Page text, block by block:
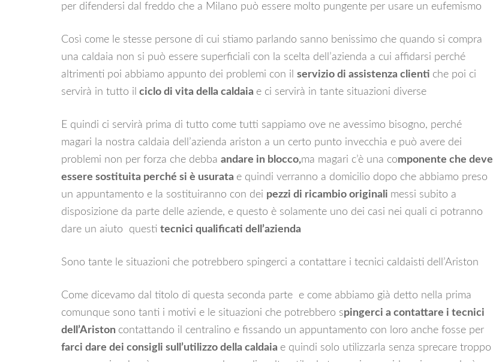
per difendersi dal freddo che a Milano può essere molto pungente per usare un eufemismo
Così come le stesse persone di cui stiamo parlando sanno benissimo che quando si compra
una caldaia non si può essere superficiali con la scelta dell’azienda a cui affidarsi perché
altrimenti poi abbiamo appunto dei problemi con il servizio di assistenza clienti che poi ci
servirà in tutto il ciclo di vita della caldaia e ci servirà in tante situazioni diverse
E quindi ci servirà prima di tutto come tutti sappiamo ove ne avessimo bisogno, perché
magari la nostra caldaia dell’azienda ariston a un certo punto invecchia e può avere dei
problemi non per forza che debba andare in blocco,ma magari c’è una componente che deve
essere sostituita perché si è usurata e quindi verranno a domicilio dopo che abbiamo preso
un appuntamento e la sostituiranno con dei pezzi di ricambio originali messi subito a
disposizione da parte delle aziende, e questo è solamente uno dei casi nei quali ci potranno
dare un aiuto questi tecnici qualificati dell’azienda
Sono tante le situazioni che potrebbero spingerci a contattare i tecnici caldaisti dell’Ariston
Come dicevamo dal titolo di questa seconda parte e come abbiamo già detto nella prima
comunque sono tanti i motivi e le situazioni che potrebbero spingerci a contattare i tecnici
dell’Ariston contattando il centralino e fissando un appuntamento con loro anche fosse per
farci dare dei consigli sull’utilizzo della caldaia e quindi solo utilizzarla senza sprecare troppo